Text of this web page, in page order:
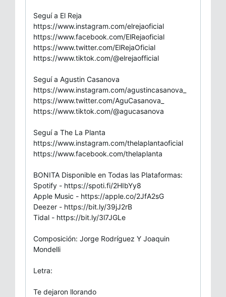
Seguí a El Reja
https://www.instagram.com/elrejaoficial
https://www.facebook.com/ElRejaoficial
https://www.twitter.com/ElRejaOficial
https://www.tiktok.com/@elrejaofficial
Seguí a Agustin Casanova
https://www.instagram.com/agustincasanova_
https://www.twitter.com/AguCasanova_
https://www.tiktok.com/@agucasanova
Seguí a The La Planta
https://www.instagram.com/thelaplantaoficial
https://www.facebook.com/thelaplanta
BONITA Disponible en Todas las Plataformas:
Spotify - https://spoti.fi/2HIbYy8
Apple Music - https://apple.co/2JfA2sG
Deezer - https://bit.ly/39jJ2rB
Tidal - https://bit.ly/3l7JGLe
Composición: Jorge Rodríguez Y Joaquin
Mondelli
Letra:
Te dejaron llorando